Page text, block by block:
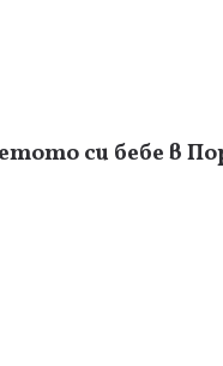
си бебе в